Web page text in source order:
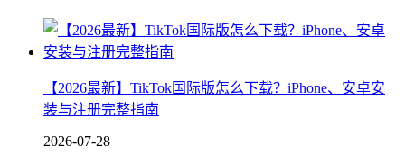
【2026最新】TikTok国际版怎么下载？iPhone、安卓安
装与注册完整指南
2026-07-28